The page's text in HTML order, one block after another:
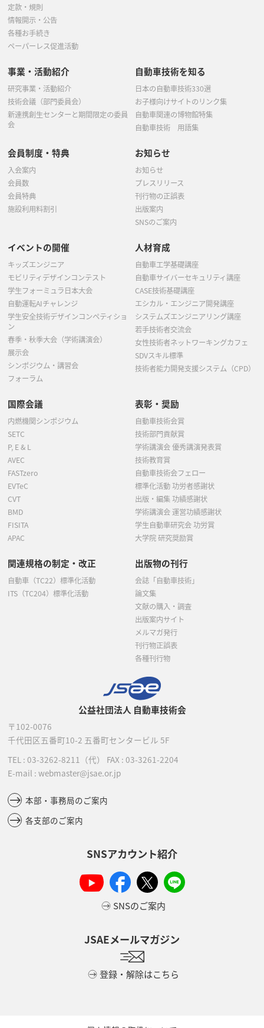
公益社団法人 自動車技術会
〒102-0076
千代田区五番町10-2 五番町センタービル 5F
TEL : 03-3262-8211 （代） FAX : 03-3261-2204
E-mail : webmaster@jsae.or.jp
本部・事務局のご案内
各支部のご案内
SNSアカウント紹介
SNSのご案内
JSAEメールマガジン
登録・解除はこちら
定款・規則
情報開示・公告
各種お手続き
ペーパーレス促進活動
事業・活動紹介
研究事業・活動紹介
技術会議（部門委員会）
新連携創生センターと期間限定の委員
会
自動車技術を知る
日本の自動車技術330選
お子様向けサイトのリンク集
自動車関連の博物館特集
自動車技術 用語集
会員制度・特典
入会案内
会員数
会員特典
施設利用料割引
お知らせ
お知らせ
プレスリリース
刊行物の正誤表
出版案内
SNSのご案内
イベントの開催
キッズエンジニア
モビリティデザインコンテスト
学生フォーミュラ日本大会
自動運転AIチャレンジ
学生安全技術デザインコンペティショ
ン
春季・秋季大会（学術講演会）
展示会
シンポジウム・講習会
フォーラム
人材育成
自動車工学基礎講座
自動車サイバーセキュリティ講座
CASE技術基礎講座
エシカル・エンジニア開発講座
システムズエンジニアリング講座
若手技術者交流会
女性技術者ネットワーキングカフェ
SDVスキル標準
技術者能力開発支援システム（CPD）
国際会議
内燃機関シンポジウム
SETC
P, E & L
AVEC
FASTzero
EVTeC
CVT
BMD
FISITA
APAC
表彰・奨励
自動車技術会賞
技術部門貢献賞
学術講演会 優秀講演発表賞
技術教育賞
自動車技術会フェロー
標準化活動 功労者感謝状
出版・編集 功績感謝状
学術講演会 運営功績感謝状
学生自動車研究会 功労賞
大学院 研究奨励賞
関連規格の制定・改正
自動車（TC22）標準化活動
ITS（TC204）標準化活動
出版物の刊行
会誌「自動車技術」
論文集
文献の購入・調査
出版案内サイト
メルマガ発行
刊行物正誤表
各種刊行物